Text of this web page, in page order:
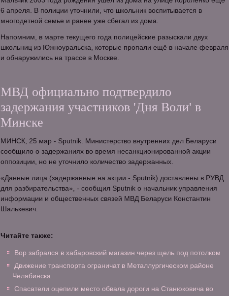
6 апреля. В полиции уточнили, что школьник воспитывается в
многодетной семье и ранее уже сбегал из дома.
Напомним, в марте текущего года полицейские разыскали двух
школьниц из Южноуральска, которые пропали ещё в начале февраля
и обнаружились на трассе в Москве.
МВД официально подтвердило
задержания участников 'Дня Воли' в
Минске
МИНСК, 25 мар - Sputnik. Министерство внутренних дел Беларуси
сообщило о задержаниях во время несанкционированной акции
оппозиции, но не уточнило количество задержанных.
«Данные лица (задержанные на акции - Sputnik) доставлены в РУВД
для разбирательства», - сообщил Sputnik о начальник управления
информации и общественных связей МВД Беларуси Константин
Шалькевич.
Читайте также:
Вор забрался в хабаровский магазин через щель под потолком
Движение транспорта ограничат в Металлургическом районе
Челябинска
Спасатели оцепили место обвала дороги на Станюковича во